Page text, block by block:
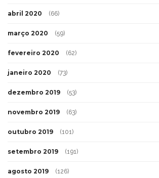
abril 2020 (66)
março 2020 (59)
fevereiro 2020 (62)
janeiro 2020 (73)
dezembro 2019 (53)
novembro 2019 (63)
outubro 2019 (101)
setembro 2019 (191)
agosto 2019 (126)